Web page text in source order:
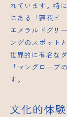
れています。特
にある「蓮花ビ
エメラルドグリ
ングのスポット
世界的に有名な
「マングローブ
す。
文化的体験